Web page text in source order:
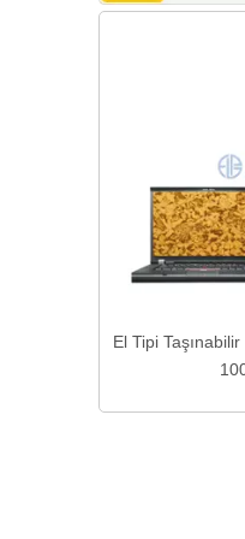
El Tipi